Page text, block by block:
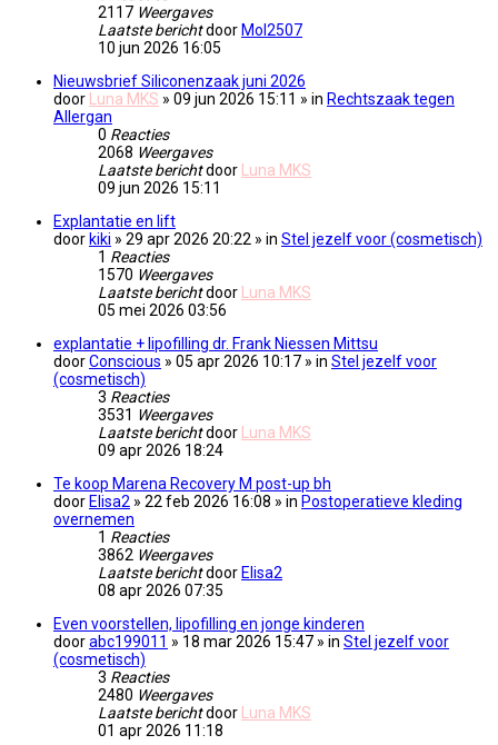
2117 Weergaves
Laatste berichtdoor Mol2507
10 jun 2026 16:05
Nieuwsbrief Siliconenzaak juni 2026
door
Luna MKS » 09 jun 2026 15:11 » in Rechtszaak tegen
Allergan
0 Reacties
2068 Weergaves
Laatste berichtdoor
Luna MKS
09 jun 2026 15:11
Explantatie en lift
door kiki » 29 apr 2026 20:22 » in Stel jezelf voor (cosmetisch)
1 Reacties
1570 Weergaves
Laatste berichtdoor
Luna MKS
05 mei 2026 03:56
explantatie + lipofilling dr. Frank Niessen Mittsu
doorConscious » 05 apr 2026 10:17 » in Stel jezelf voor
(cosmetisch)
3 Reacties
3531 Weergaves
Laatste berichtdoor
Luna MKS
09 apr 2026 18:24
Te koop Marena Recovery M post-up bh
door Elisa2 » 22 feb 2026 16:08 » in Postoperatieve kleding
overnemen
1 Reacties
3862 Weergaves
Laatste berichtdoor Elisa2
08 apr 2026 07:35
Even voorstellen, lipofilling en jonge kinderen
doorabc199011 » 18 mar 2026 15:47 » in Stel jezelf voor
(cosmetisch)
3 Reacties
2480 Weergaves
Laatste berichtdoor
Luna MKS
01 apr 2026 11:18